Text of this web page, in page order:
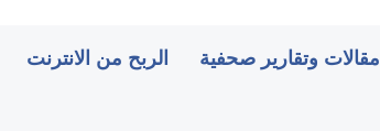
مقالات وتقارير صحفية الربح من الانترنت